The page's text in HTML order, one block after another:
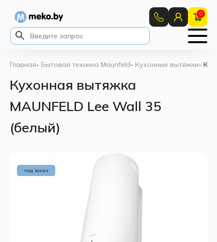
0
Главная- Бытовая техника Maunfeld- Кухонные вытяжки-
Кухонная вытяжка
MAUNFELD Lee Wall 35
(белый)
под заказ